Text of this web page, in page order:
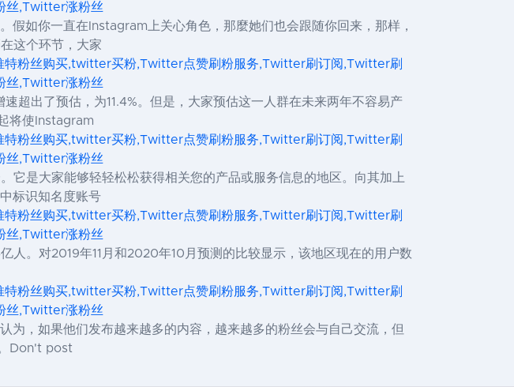
丝,Twitter涨粉丝
如你一直在Instagram上关心角色，那麼她们也会跟随你回来，那样，
这个环节，大家
特粉丝购买,twitter买粉,Twitter点赞刷粉服务,Twitter刷订阅,Twitter刷
丝,Twitter涨粉丝
超出了预估，为11.4%。但是，大家预估这一人群在未来两年不容易产
将使Instagram
特粉丝购买,twitter买粉,Twitter点赞刷粉服务,Twitter刷订阅,Twitter刷
丝,Twitter涨粉丝
它是大家能够轻轻松松获得相关您的产品或服务信息的地区。向其加上
标识知名度账号
特粉丝购买,twitter买粉,Twitter点赞刷粉服务,Twitter刷订阅,Twitter刷
丝,Twitter涨粉丝
。对2019年11月和2020年10月预测的比较显示，该地区现在的用户数
特粉丝购买,twitter买粉,Twitter点赞刷粉服务,Twitter刷订阅,Twitter刷
丝,Twitter涨粉丝
，如果他们发布越来越多的内容，越来越多的粉丝会与自己交流，但
Don't post